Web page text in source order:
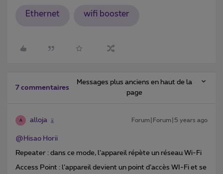
Ethernet wifi booster
7 commentaires
Messages plus anciens en haut de la
page
A alloja Forum|Forum|5 years ago
@Hisao Horii
Repeater : dans ce mode, l’appareil répète un réseau Wi-Fi
Access Point : l’appareil devient un point d’accès WI-Fi et se